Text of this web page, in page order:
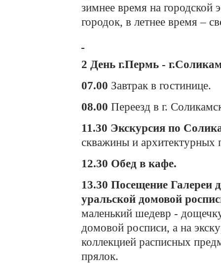
зимнее время на городской
городок, в летнее время –
2 День г.Пермь -
07.00 Завтрак в гостинице.
08.00 Переезд в г.
11.30 Экскурсия по
скважины и архитектурных
12.30 Обед в кафе.
13.30 Посещение Галереи
уральской домовой
маленький шедевр -
домовой росписи, а на
коллекцией расписных
прялок.